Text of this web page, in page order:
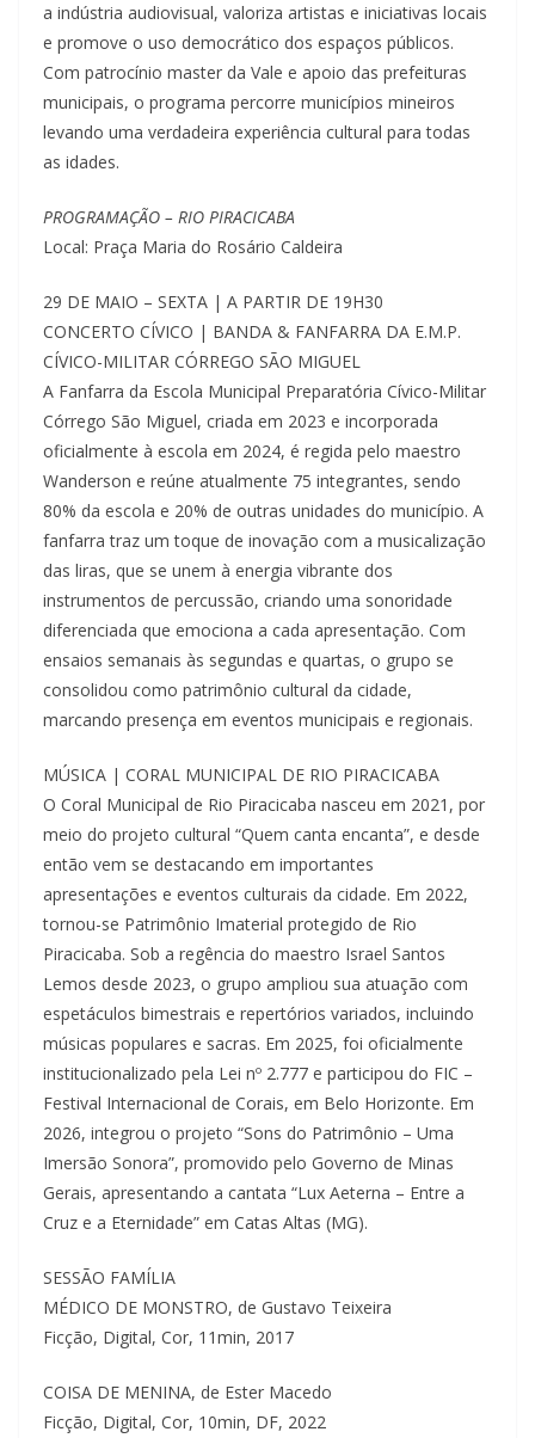
a indústria audiovisual, valoriza artistas e iniciativas locais
e promove o uso democrático dos espaços públicos.
Com patrocínio master da Vale e apoio das prefeituras
municipais, o programa percorre municípios mineiros
levando uma verdadeira experiência cultural para todas
as idades.
PROGRAMAÇÃO – RIO PIRACICABA
Local: Praça Maria do Rosário Caldeira
29 DE MAIO – SEXTA | A PARTIR DE 19H30
CONCERTO CÍVICO | BANDA & FANFARRA DA E.M.P.
CÍVICO-MILITAR CÓRREGO SÃO MIGUEL
A Fanfarra da Escola Municipal Preparatória Cívico-Militar
Córrego São Miguel, criada em 2023 e incorporada
oficialmente à escola em 2024, é regida pelo maestro
Wanderson e reúne atualmente 75 integrantes, sendo
80% da escola e 20% de outras unidades do município. A
fanfarra traz um toque de inovação com a musicalização
das liras, que se unem à energia vibrante dos
instrumentos de percussão, criando uma sonoridade
diferenciada que emociona a cada apresentação. Com
ensaios semanais às segundas e quartas, o grupo se
consolidou como patrimônio cultural da cidade,
marcando presença em eventos municipais e regionais.
MÚSICA | CORAL MUNICIPAL DE RIO PIRACICABA
O Coral Municipal de Rio Piracicaba nasceu em 2021, por
meio do projeto cultural “Quem canta encanta”, e desde
então vem se destacando em importantes
apresentações e eventos culturais da cidade. Em 2022,
tornou-se Patrimônio Imaterial protegido de Rio
Piracicaba. Sob a regência do maestro Israel Santos
Lemos desde 2023, o grupo ampliou sua atuação com
espetáculos bimestrais e repertórios variados, incluindo
músicas populares e sacras. Em 2025, foi oficialmente
institucionalizado pela Lei nº 2.777 e participou do FIC –
Festival Internacional de Corais, em Belo Horizonte. Em
2026, integrou o projeto “Sons do Patrimônio – Uma
Imersão Sonora”, promovido pelo Governo de Minas
Gerais, apresentando a cantata “Lux Aeterna – Entre a
Cruz e a Eternidade” em Catas Altas (MG).
SESSÃO FAMÍLIA
MÉDICO DE MONSTRO, de Gustavo Teixeira
Ficção, Digital, Cor, 11min, 2017
COISA DE MENINA, de Ester Macedo
Ficção, Digital, Cor, 10min, DF, 2022